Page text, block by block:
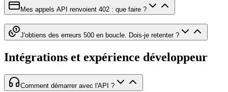
Mes appels API renvoient 402 : que faire ?
J'obtiens des erreurs 500 en boucle. Dois-je retenter ?
Intégrations et expérience développeur
Comment démarrer avec l'API ?